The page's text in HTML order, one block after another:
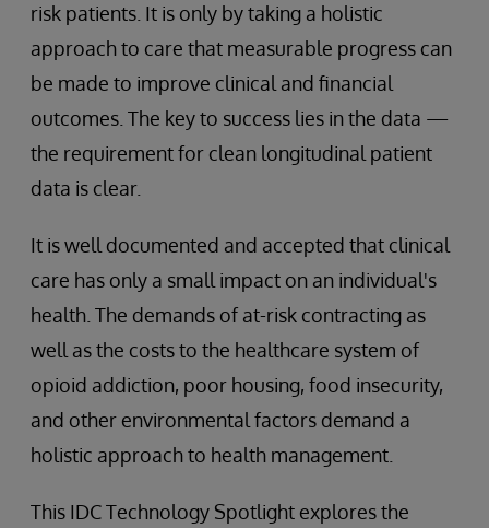
risk patients. It is only by taking a holistic
approach to care that measurable progress can
be made to improve clinical and financial
outcomes. The key to success lies in the data —
the requirement for clean longitudinal patient
data is clear.
It is well documented and accepted that clinical
care has only a small impact on an individual's
health. The demands of at-risk contracting as
well as the costs to the healthcare system of
opioid addiction, poor housing, food insecurity,
and other environmental factors demand a
holistic approach to health management.
This IDC Technology Spotlight explores the